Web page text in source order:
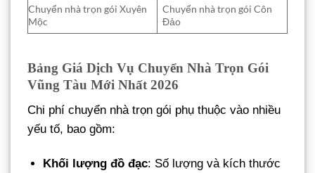
Chuyển nhà trọn gói Xuyên
Mộc
Chuyển nhà trọn gói Côn
Đảo
Bảng Giá Dịch Vụ Chuyển Nhà Trọn Gói
Vũng Tàu Mới Nhất 2026
Chi phí chuyển nhà trọn gói phụ thuộc vào nhiều
yếu tố, bao gồm:
Khối lượng đồ đạc: Số lượng và kích thước